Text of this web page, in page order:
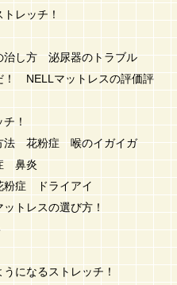
レッチ！
し方 泌尿器のトラブル
！ NELLマットレスの評価評
！
法 花粉症 喉のイガイガ
鼻炎
粉症 ドライアイ
トレスの選び方！
になるストレッチ！